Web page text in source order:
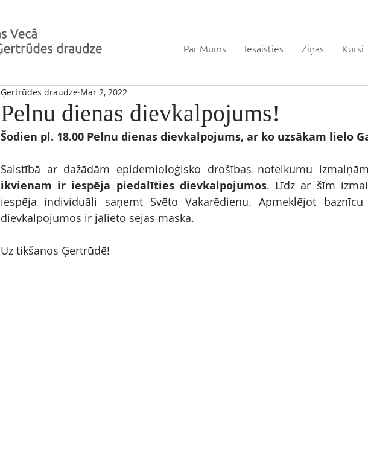
Par Mums Iesaisties Ziņas Kursi
Pelnu dienas dievkalpojums!
Ģertrūdes draudze Mar 2, 2022
Šodien pl. 18.00 Pelnu dienas dievkalpojums, ar ko uzsākam lielo
Saistībā ar dažādām epidemioloģisko drošības noteikumu
ikvienam ir iespēja piedalīties dievkalpojumos. Līdz ar šīm
iespēja individuāli saņemt Svēto Vakarēdienu. Apmeklējot
dievkalpojumos ir jālieto sejas maska.
Uz tikšanos Ģertrūdē!